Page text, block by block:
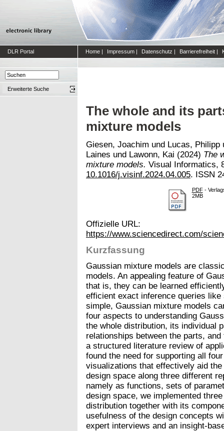
DLR Portal Home | Impressum | Datenschutz | Barrierefreiheit |
Erweiterte Suche
The whole and its
mixture models
Giesen, Joachim und Lucas, Philipp
Laines und Lawonn, Kai (2024) The
mixture models. Visual Informatics,
10.1016/j.visinf.2024.04.005. ISSN
PDF-
2MB
Offizielle URL:
https://www.sciencedirect.com/
Kurzfassung
Gaussian mixture models are
models. An appealing feature of
that is, they can be learned
efficient exact inference queries
simple, Gaussian mixture models
four aspects to understanding
the whole distribution, its individual
relationships between the parts,
a structured literature review of
found the need for supporting all
visualizations that effectively aid
design space along three different
namely as functions, sets of
design space, we implemented
distribution together with its
usefulness of the design concepts
expert interviews and an insight-